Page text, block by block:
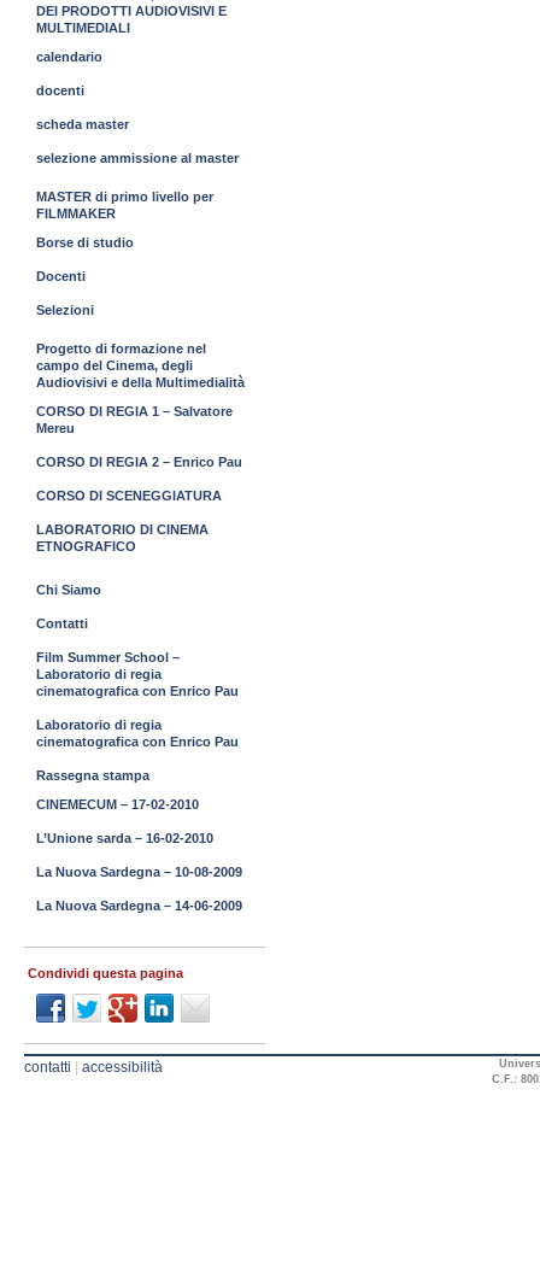
DEI PRODOTTI AUDIOVISIVI E
MULTIMEDIALI
calendario
docenti
scheda master
selezione ammissione al master
MASTER di primo livello per
FILMMAKER
Borse di studio
Docenti
Selezioni
Progetto di formazione nel
campo del Cinema, degli
Audiovisivi e della Multimedialità
CORSO DI REGIA 1 – Salvatore
Mereu
CORSO DI REGIA 2 – Enrico Pau
CORSO DI SCENEGGIATURA
LABORATORIO DI CINEMA
ETNOGRAFICO
Chi Siamo
Contatti
Film Summer School –
Laboratorio di regia
cinematografica con Enrico Pau
Laboratorio di regia
cinematografica con Enrico Pau
Rassegna stampa
CINEMECUM – 17-02-2010
L’Unione sarda – 16-02-2010
La Nuova Sardegna – 10-08-2009
La Nuova Sardegna – 14-06-2009
Condividi questa pagina
contatti | accessibilità
C.F.: